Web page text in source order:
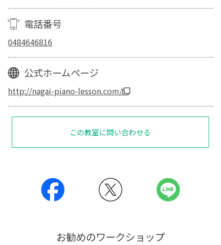
電話番号
0484646816
公式ホームページ
http://nagai-piano-lesson.com/
この教室に問い合わせる
お勧めのワークショップ